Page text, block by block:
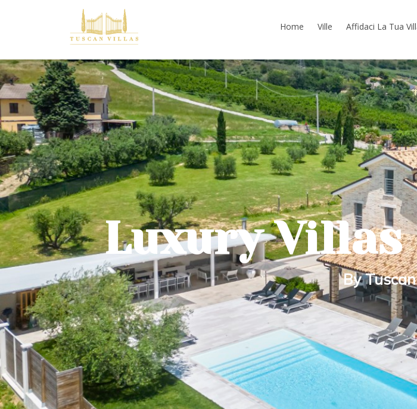
Home Ville Affidaci La Tua
Luxury
By